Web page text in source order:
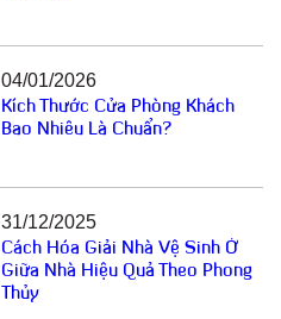
04/01/2026
Kích Thước Cửa Phòng Khách
Bao Nhiêu Là Chuẩn?
31/12/2025
Cách Hóa Giải Nhà Vệ Sinh Ở
Giữa Nhà Hiệu Quả Theo Phong
Thủy